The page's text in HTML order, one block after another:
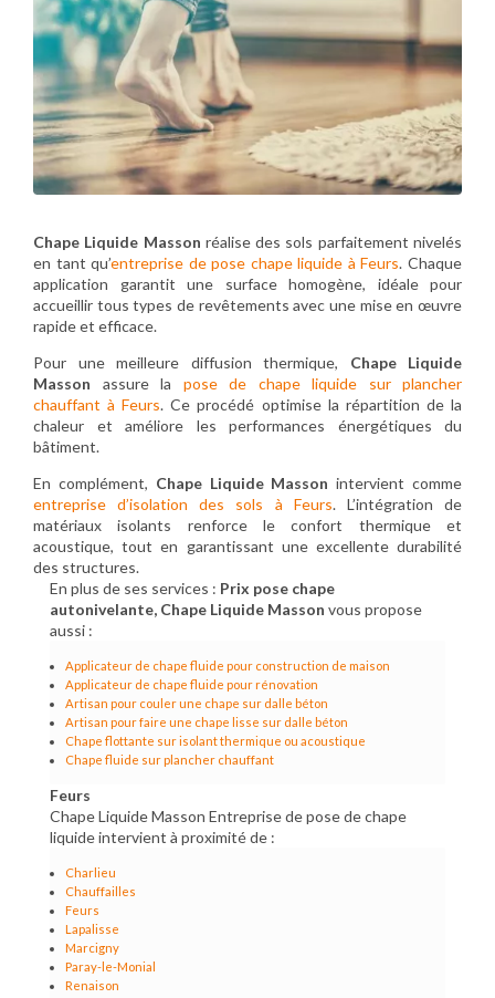
Chape Liquide Masson réalise des sols parfaitement nivelés
en tant qu’entreprise de pose chape liquide à Feurs. Chaque
application garantit une surface homogène, idéale pour
accueillir tous types de revêtements avec une mise en œuvre
rapide et efficace.
Pour une meilleure diffusion thermique, Chape Liquide
Masson assure la pose de chape liquide sur plancher
chauffant à Feurs. Ce procédé optimise la répartition de la
chaleur et améliore les performances énergétiques du
bâtiment.
En complément, Chape Liquide Masson intervient comme
entreprise d’isolation des sols à Feurs. L’intégration de
matériaux isolants renforce le confort thermique et
acoustique, tout en garantissant une excellente durabilité
des structures.
En plus de ses services : Prix pose chape
autonivelante, Chape Liquide Masson vous propose
aussi :
Applicateur de chape fluide pour construction de maison
Applicateur de chape fluide pour rénovation
Artisan pour couler une chape sur dalle béton
Artisan pour faire une chape lisse sur dalle béton
Chape flottante sur isolant thermique ou acoustique
Chape fluide sur plancher chauffant
Feurs
Chape Liquide Masson Entreprise de pose de chape
liquide intervient à proximité de :
Charlieu
Chauffailles
Feurs
Lapalisse
Marcigny
Paray-le-Monial
Renaison